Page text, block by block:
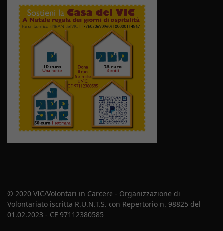
© 2020 VIC/Volontari in Carcere - Organizzazione di
Volontariato iscritta R.U.N.T.S. con Repertorio n. 98825 del
01.02.2023 - CF 97112380585